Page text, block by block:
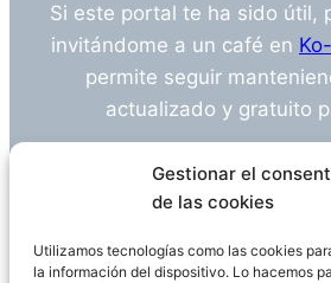
Gestionar el
de las cookies
Utilizamos tecnologías como las cookies
la información del dispositivo. Lo hacemos
Si este portal te ha sido útil,
invitándome a un café en
permite seguir
actualizado y gratuito
¿Tienes alguna duda o